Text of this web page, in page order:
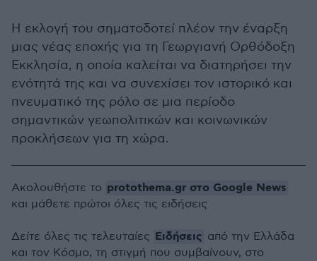
Η εκλογή του σηματοδοτεί πλέον την έναρξη
μιας νέας εποχής για τη Γεωργιανή Ορθόδοξη
Εκκλησία, η οποία καλείται να διατηρήσει την
ενότητά της και να συνεχίσει τον ιστορικό και
πνευματικό της ρόλο σε μια περίοδο
σημαντικών γεωπολιτικών και κοινωνικών
προκλήσεων για τη χώρα.
Ακολουθήστε το protothema.gr στο Google News
και μάθετε πρώτοι όλες τις ειδήσεις
Δείτε όλες τις τελευταίες Ειδήσεις από την Ελλάδα
και τον Κόσμο, τη στιγμή που συμβαίνουν, στο